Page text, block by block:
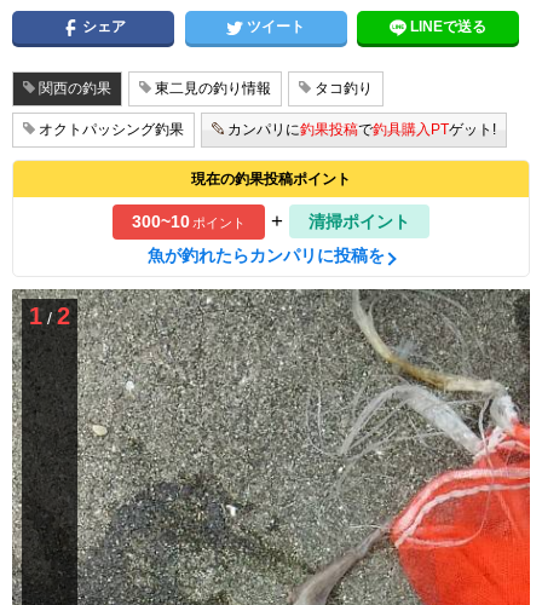
シェア ツイート LINEで送る
関西の釣果 東二見の釣り情報 タコ釣り
オクトパッシング釣果 カンパリに釣果投稿で釣具購入PTゲット!
現在の釣果投稿ポイント
300~10ポイント +
清掃ポイント
魚が釣れたらカンパリに投稿を
1 /2